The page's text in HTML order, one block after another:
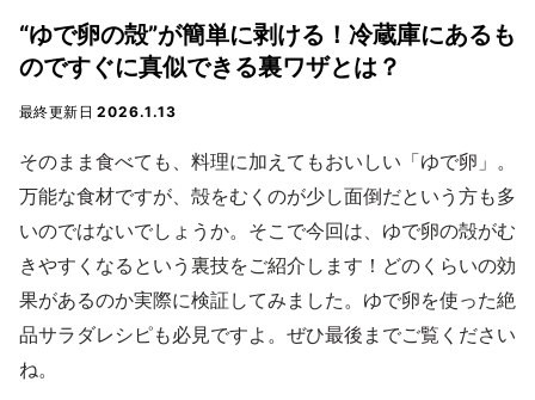
“ゆで卵の殻”が簡単に剥ける！冷蔵庫にあるも
のですぐに真似できる裏ワザとは？
最終更新日2026.1.13
そのまま食べても、料理に加えてもおいしい「ゆで卵」。
万能な食材ですが、殻をむくのが少し面倒だという方も多
いのではないでしょうか。そこで今回は、ゆで卵の殻がむ
きやすくなるという裏技をご紹介します！どのくらいの効
果があるのか実際に検証してみました。ゆで卵を使った絶
品サラダレシピも必見ですよ。ぜひ最後までご覧ください
ね。